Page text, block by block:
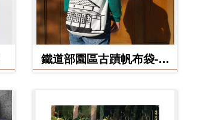
鐵道部園區古蹟帆布袋-工